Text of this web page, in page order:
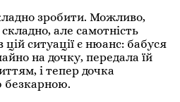
зробити. Можливо,
але самотність
ситуації є нюанс: бабуся
на дочку, передала їй
і тепер дочка
безкарною.